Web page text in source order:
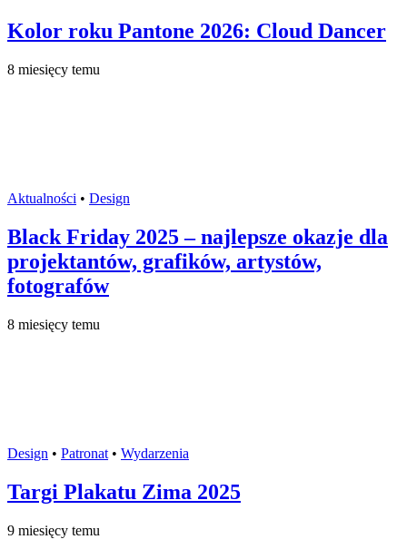
Kolor roku Pantone 2026: Cloud Dancer
8 miesięcy temu
Aktualności • Design
Black Friday 2025 – najlepsze okazje dla
projektantów, grafików, artystów,
fotografów
8 miesięcy temu
Design • Patronat • Wydarzenia
Targi Plakatu Zima 2025
9 miesięcy temu